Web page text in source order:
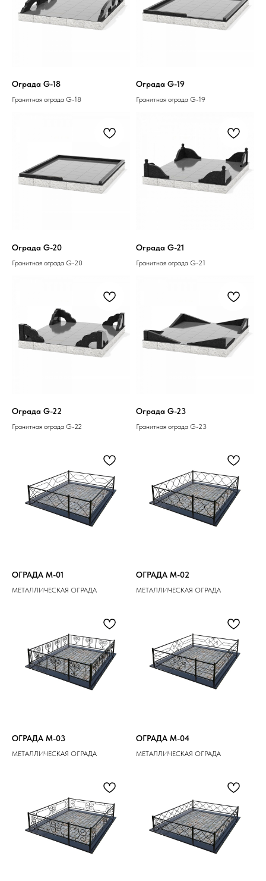
Ограда G-18
Гранитная ограда G-18
Ограда G-19
Гранитная ограда G-19
Ограда G-20
Гранитная ограда G-20
Ограда G-21
Гранитная ограда G-21
Ограда G-22
Гранитная ограда G-22
Ограда G-23
Гранитная ограда G-23
ОГРАДА M-01
МЕТАЛЛИЧЕСКАЯ ОГРАДА
ОГРАДА M-02
МЕТАЛЛИЧЕСКАЯ ОГРАДА
ОГРАДА M-03
МЕТАЛЛИЧЕСКАЯ ОГРАДА
ОГРАДА M-04
МЕТАЛЛИЧЕСКАЯ ОГРАДА